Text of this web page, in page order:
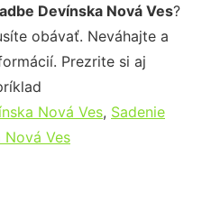
Devínska Nová Ves?
obávať. Neváhajte a
Prezrite si aj
Nová Ves, Sadenie
Ves